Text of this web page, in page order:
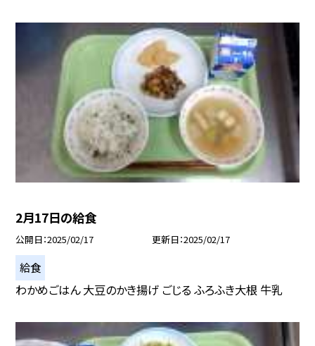
2月17日の給食
公開日 2025/02/17 更新日 2025/02/17
給食
わかめごはん 大豆のかき揚げ ごじる ふろふき大根 牛乳